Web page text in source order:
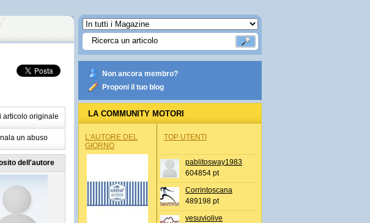
articolo originale
un abuso
dell'autore
Non ancora membro?
Proponi il tuo blog
LA COMMUNITY MOTORI
L'AUTORE DEL
GIORNO
TOP UTENTI
pablitosway1983
604854 pt
Corrintoscana
489198 pt
vesuviolive